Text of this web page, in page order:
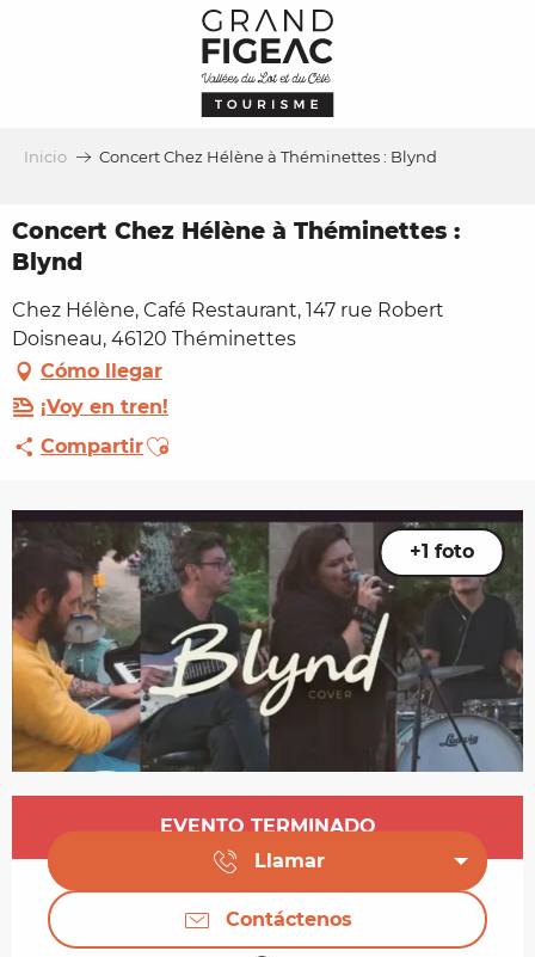
Inicio Concert Chez Hélène à Théminettes : Blynd
Concert Chez Hélène à Théminettes :
Blynd
Chez Hélène, Café Restaurant, 147 rue Robert
Doisneau, 46120 Théminettes
Cómo llegar
¡Voy en tren!
CompartirAjouter aux favoris
+1 foto
Horarios y datos de contacto
EVENTO TERMINADO
Llamar
Contáctenos